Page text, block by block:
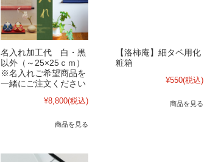
名入れ加工代 白・黒
以外（～25×25ｃｍ）
※名入れご希望商品を
一緒にご注文ください
¥8,800(税込)
商品を見る
【洛柿庵】細タペ用化
粧箱
¥550(税込)
商品を見る